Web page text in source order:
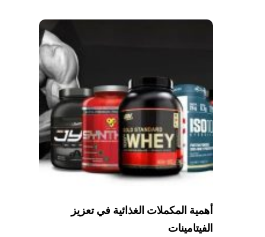
أهمية المكملات الغذائية في تعزيز
الفيتامينات